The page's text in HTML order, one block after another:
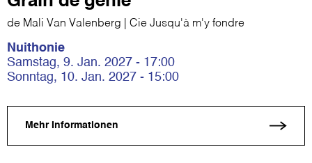
de Mali Van Valenberg | Cie Jusqu'à m'y fondre
Nuithonie
Samstag, 9. Jan. 2027 - 17:00
Sonntag, 10. Jan. 2027 - 15:00
Mehr Informationen